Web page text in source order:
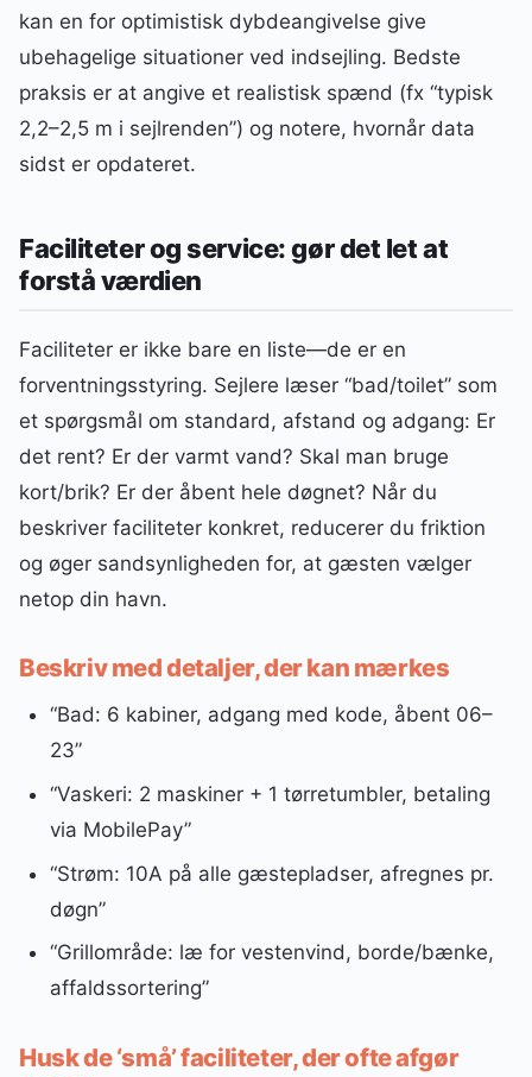
kan en for optimistisk dybdeangivelse give
ubehagelige situationer ved indsejling. Bedste
praksis er at angive et realistisk spænd (fx “typisk
2,2–2,5 m i sejlrenden”) og notere, hvornår data
sidst er opdateret.
Faciliteter og service: gør det let at
forstå værdien
Faciliteter er ikke bare en liste—de er en
forventningsstyring. Sejlere læser “bad/toilet” som
et spørgsmål om standard, afstand og adgang: Er
det rent? Er der varmt vand? Skal man bruge
kort/brik? Er der åbent hele døgnet? Når du
beskriver faciliteter konkret, reducerer du friktion
og øger sandsynligheden for, at gæsten vælger
netop din havn.
Beskriv med detaljer, der kan mærkes
“Bad: 6 kabiner, adgang med kode, åbent 06–
23”
“Vaskeri: 2 maskiner + 1 tørretumbler, betaling
via MobilePay”
“Strøm: 10A på alle gæstepladser, afregnes pr.
døgn”
“Grillområde: læ for vestenvind, borde/bænke,
affaldssortering”
Husk de ‘små’ faciliteter, der ofte afgør